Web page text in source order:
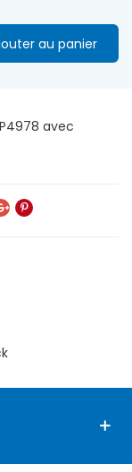
avec
au panier